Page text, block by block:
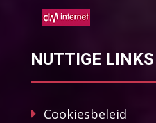
NUTTIGE LINKS
Cookiesbeleid